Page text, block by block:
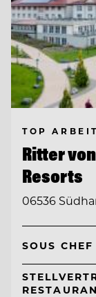
TOP
Ritter
Resorts
06536
SOUS